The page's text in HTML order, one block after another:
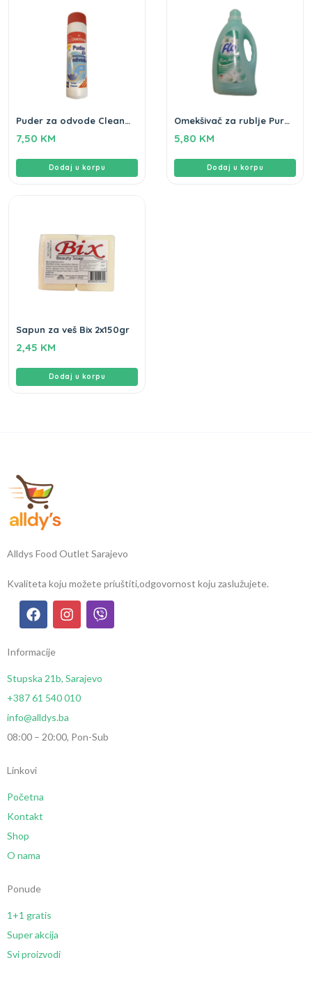
Puder za odvode Clean
7,50 KM
Dodaj u korpu
Omekšivač za rublje Pure
5,80 KM
Dodaj u korpu
Sapun za veš Bix 2x150gr
2,45 KM
Dodaj u korpu
Alldys Food Outlet Sarajevo
Kvaliteta koju možete priuštiti,odgovornost koju zaslužujete.
Informacije
Stupska 21b, Sarajevo
+387 61 540 010
info@alldys.ba
08:00 – 20:00, Pon-Sub
Linkovi
Početna
Kontakt
Shop
O nama
Ponude
1+1 gratis
Super akcija
Svi proizvodi